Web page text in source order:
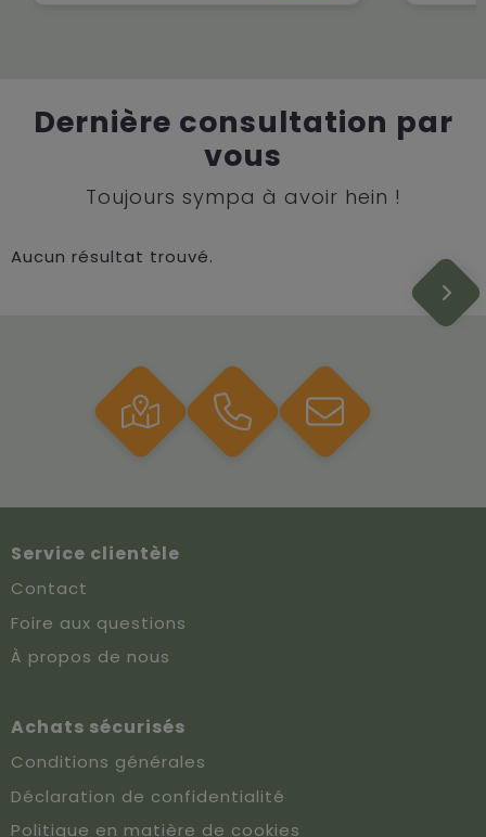
Dernière consultation par
vous
Toujours sympa à avoir hein !
Aucun résultat trouvé.
Service clientèle
Contact
Foire aux questions
À propos de nous
Achats sécurisés
Conditions générales
Déclaration de confidentialité
Politique en matière de cookies